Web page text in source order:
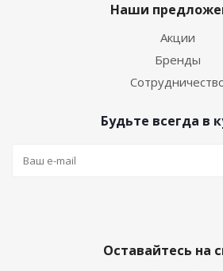
Наши
Акции
Бренды
Будьте всегда в
Оставайтесь на